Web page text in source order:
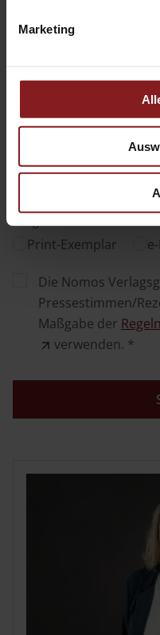
Marketing
ISBN
Veröffentlichung der
Ausgabeform *
Print-Exemplar
Die Nomos
Pressestimmen/
Maßgabe der
verwenden. *